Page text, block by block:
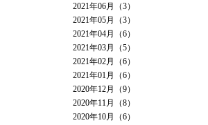
2021年06月（3）
2021年05月（3）
2021年04月（6）
2021年03月（5）
2021年02月（6）
2021年01月（6）
2020年12月（9）
2020年11月（8）
2020年10月（6）